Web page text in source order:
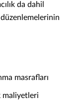
da dahil
düzenlemelerinin
masrafları
maliyetleri